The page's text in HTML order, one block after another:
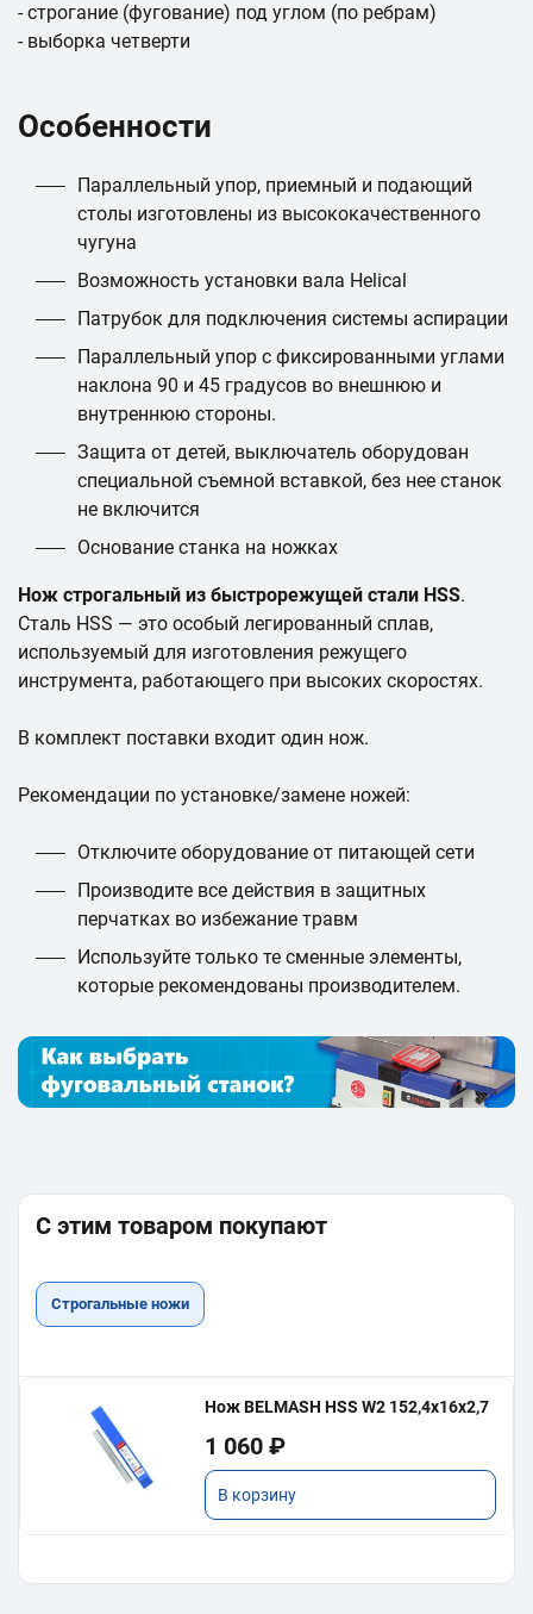
- строгание (фугование) под углом (по ребрам)
- выборка четверти
Особенности
Параллельный упор, приемный и подающий
столы изготовлены из высококачественного
чугуна
Возможность установки вала Helical
Патрубок для подключения системы аспирации
Параллельный упор с фиксированными углами
наклона 90 и 45 градусов во внешнюю и
внутреннюю стороны.
Защита от детей, выключатель оборудован
специальной съемной вставкой, без нее станок
не включится
Основание станка на ножках
Нож строгальный из быстрорежущей стали HSS.
Сталь HSS — это особый легированный сплав,
используемый для изготовления режущего
инструмента, работающего при высоких скоростях.
В комплект поставки входит один нож.
Рекомендации по установке/замене ножей:
Отключите оборудование от питающей сети
Производите все действия в защитных
перчатках во избежание травм
Используйте только те сменные элементы,
которые рекомендованы производителем.
С этим товаром покупают
Строгальные ножи
Нож BELMASH HSS W2 152,4х16х2,7
1 060 ₽
В корзину